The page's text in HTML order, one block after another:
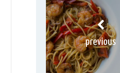
previous